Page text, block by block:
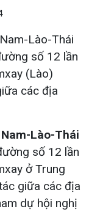
Lào-Thái
số 12 lần
(Lào)
các địa
Lào-Thái
số 12 lần
ở Trung
giữa các địa
dự hội nghị